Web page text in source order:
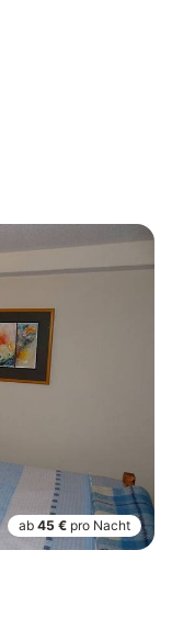
ab 45 € pro Nacht